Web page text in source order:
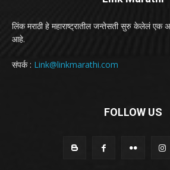
लिंक मराठी हे महाराष्ट्रातील जन्तेसती सुरु केलेलं एक
आहे.
संपर्क : Link@linkmarathi.com
FOLLOW US